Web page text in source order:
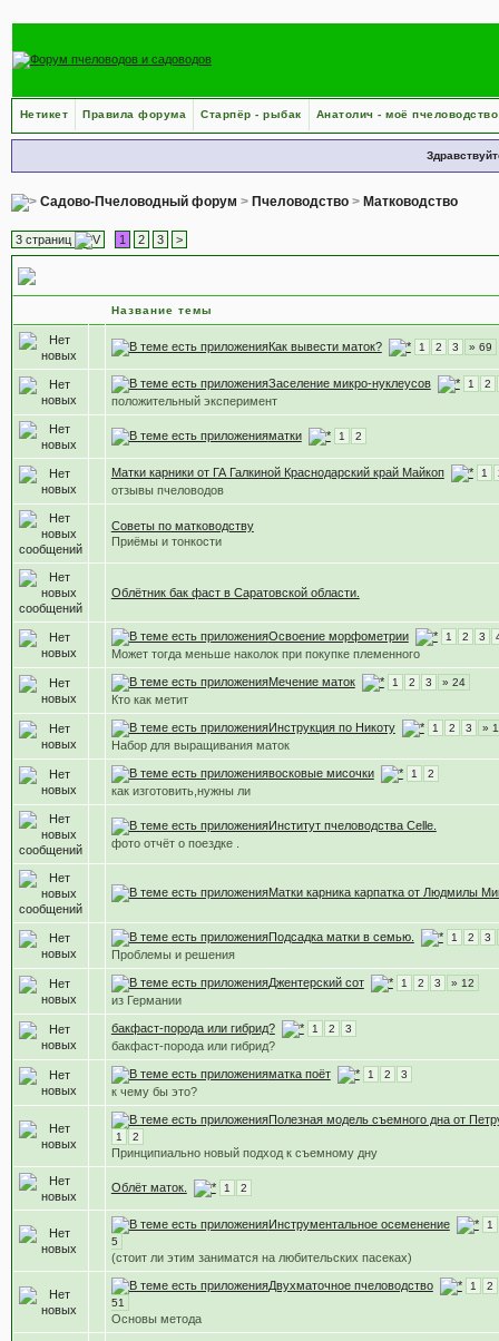
Нетикет Правила форума Старпёр - рыбак Анатолич - моё пчеловодство
Садово-Пчеловодный форум > Пчеловодство> Матководство
3 страниц 1 2 3 >
Название темы
Как вывести маток? 1 2 3 » 69
Заселение микро-нуклеусов 1 2
положительный эксперимент
матки 1 2
Матки карники от ГА Галкиной Краснодарский край Майкоп 1
отзывы пчеловодов
Советы по матководству
Приёмы и тонкости
Облётник бак фаст в Саратовской области.
Освоение морфометрии 1 2 3
Может тогда меньше наколок при покупке племенного
Мечение маток 1 2 3 » 24
Кто как метит
Инструкция по Никоту 1 2 3 »
Набор для выращивания маток
восковые мисочки 1 2
как изготовить,нужны ли
Институт пчеловодства Celle.
фото отчёт о поездке .
Матки карника карпатка от Людмилы
Подсадка матки в семью. 1 2 3
Проблемы и решения
Джентерский сот 1 2 3 » 12
из Германии
бакфаст-порода или гибрид? 1 2 3
бакфаст-порода или гибрид?
матка поёт 1 2 3
к чему бы это?
Полезная модель съемного дна от
1 2
Принципиально новый подход к съемному дну
Облёт маток. 1 2
Инструментальное осеменение
1
5
(стоит ли этим заниматся на любительских пасеках)
Двухматочное пчеловодство 1
2
51
Основы метода